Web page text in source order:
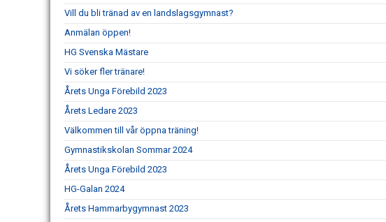
Vill du bli tränad av en landslagsgymnast?
Anmälan öppen!
HG Svenska Mästare
Vi söker fler tränare!
Årets Unga Förebild 2023
Årets Ledare 2023
Välkommen till vår öppna träning!
Gymnastikskolan Sommar 2024
Årets Unga Förebild 2023
HG-Galan 2024
Årets Hammarbygymnast 2023